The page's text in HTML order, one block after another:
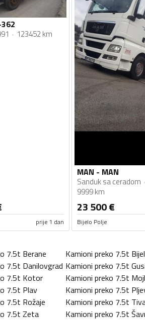
123452 km
prije 1 dan
MAN - MAN
Sanduk sa ceradom
9999 km
23 500€
Bijelo Polje
7.5t Berane Kamioni preko 7.5t
7.5t Danilovgrad Kamioni preko 7.5t
7.5t Kotor Kamioni preko 7.5t
7.5t Plav Kamioni preko 7.5t
7.5t Rožaje Kamioni preko 7.5t
7.5t Zeta Kamioni preko 7.5t